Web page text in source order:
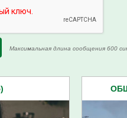
Максимальная длина сообщения 600